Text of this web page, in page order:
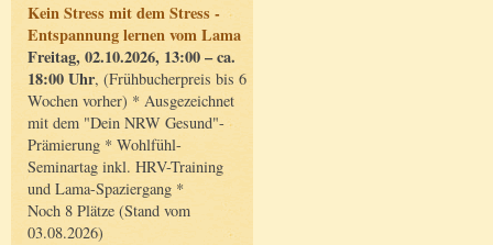
Kein Stress mit dem Stress -
Entspannung lernen vom Lama
Freitag, 02.10.2026, 13:00 – ca.
18:00 Uhr, (Frühbucherpreis bis 6
Wochen vorher) * Ausgezeichnet
mit dem "Dein NRW Gesund"-
Prämierung * Wohlfühl-
Seminartag inkl. HRV-Training
und Lama-Spaziergang *
Noch 8 Plätze (Stand vom
03.08.2026)